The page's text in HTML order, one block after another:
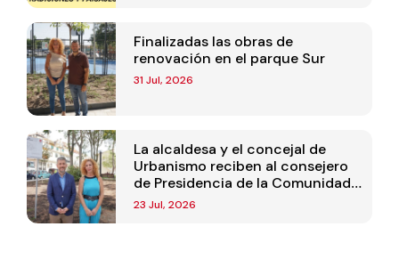
Finalizadas las obras de
renovación en el parque Sur
31 Jul, 2026
La alcaldesa y el concejal de
Urbanismo reciben al consejero
de Presidencia de la Comunidad
de Madrid
23 Jul, 2026